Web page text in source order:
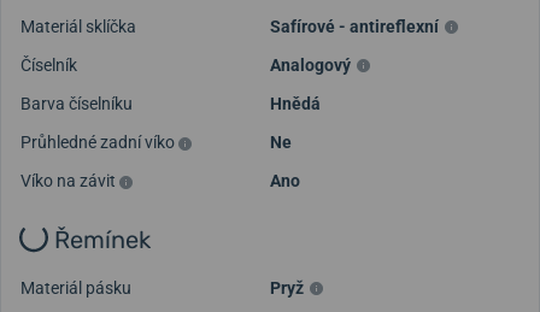
Materiál sklíčka
Safírové - antireflexní
Číselník
Analogový
Barva číselníku
Hnědá
Průhledné zadní víko
Ne
Víko na závit
Ano
Řemínek
Materiál pásku
Pryž